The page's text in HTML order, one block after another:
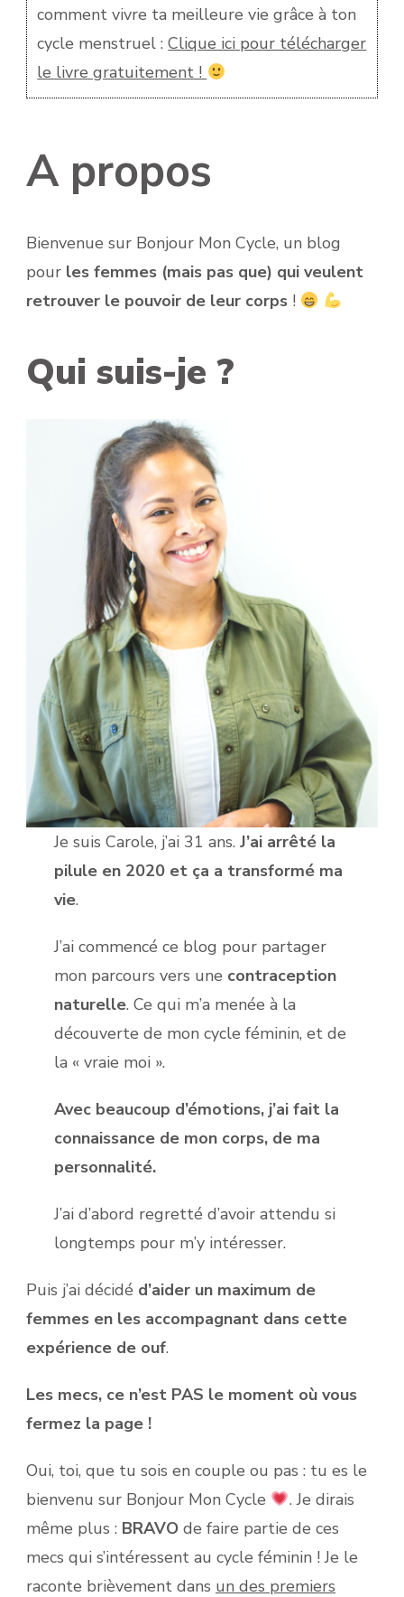
comment vivre ta meilleure vie grâce à ton
cycle menstruel :Clique ici pour télécharger
le livre gratuitement !
A propos
Bienvenue sur Bonjour Mon Cycle, un blog
pour les femmes (mais pas que) qui veulent
retrouver le pouvoir de leur corps !
Qui suis-je ?
Je suis Carole, j’ai 31 ans.J’ai arrêté la
pilule en 2020 et ça a transformé ma
vie.
J’ai commencé ce blog pour partager
mon parcours vers une contraception
naturelle. Ce qui m’a menée à la
découverte de mon cycle féminin, et de
la « vraie moi ».
Avec beaucoup d’émotions, j’ai fait la
connaissance de mon corps, de ma
personnalité.
J’ai d’abord regretté d’avoir attendu si
longtemps pour m’y intéresser.
Puis j’ai décidé d’aider un maximum de
femmes en les accompagnant dans cette
expérience de ouf.
Les mecs, ce n’est PAS le moment où vous
fermez la page !
Oui, toi, que tu sois en couple ou pas : tu es le
bienvenu sur Bonjour Mon Cycle
. Je dirais
même plus : BRAVO de faire partie de ces
mecs qui s’intéressent au cycle féminin ! Je le
raconte brièvement dans un des premiers